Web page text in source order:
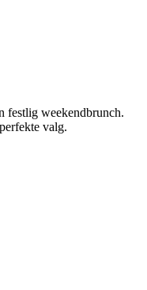
festlig weekendbrunch.
valg.